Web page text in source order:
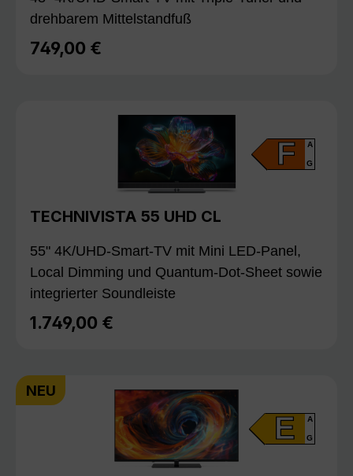
drehbarem Mittelstandfuß
Regulärer Preis:
749,00 €
F A
G
TECHNIVISTA 55 UHD CL
55" 4K/UHD-Smart-TV mit Mini LED-Panel,
Local Dimming und Quantum-Dot-Sheet sowie
integrierter Soundleiste
Regulärer Preis:
1.749,00 €
NEU
E A
G